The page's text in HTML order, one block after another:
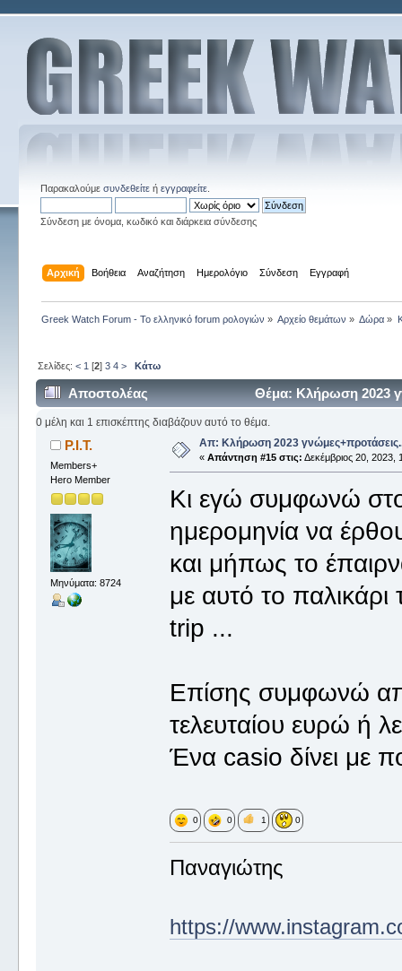
Παρακαλούμε συνδεθείτεή εγγραφείτε.
Σύνδεση με όνομα, κωδικό και διάρκεια σύνδεσης
Αρχική Βοήθεια Αναζήτηση Ημερολόγιο Σύνδεση Εγγραφή
Greek Watch Forum - Το ελληνικό forum ρολογιών » Αρχείο θεμάτων » Δώρα »
Σελίδες: < 1 [2] 3 4 > Κάτω
Αποστολέας Θέμα: Κλήρωση 2023
0 μέλη και 1 επισκέπτης διαβάζουν αυτό το θέμα.
P.I.T.
Members+
Hero Member
Μηνύματα: 8724
Απ: Κλήρωση 2023
« Απάντηση #15 στις: Δεκέμβριος 20, 2023,
Κι εγώ συμφωνώ
ημερομηνία να
και μήπως το
με αυτό το
trip ...
Επίσης συμφωνώ
τελευταίου ευρώ ή
Ένα casio δίνει με
0 0 1 0
Παναγιώτης
https://